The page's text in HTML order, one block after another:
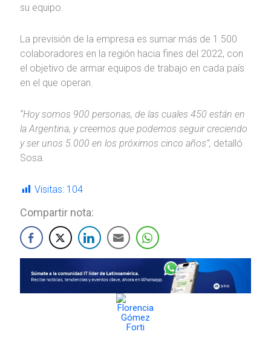
su equipo.
La previsión de la empresa es sumar más de 1.500
colaboradores en la región hacia fines del 2022, con
el objetivo de armar equipos de trabajo en cada país
en el que operan.
“Hoy somos 900 personas, de las cuales 450 están en
la Argentina, y creemos que podemos seguir creciendo
y ser unos 5.000 en los próximos cinco años”, detalló
Sosa.
Visitas: 104
Compartir nota: